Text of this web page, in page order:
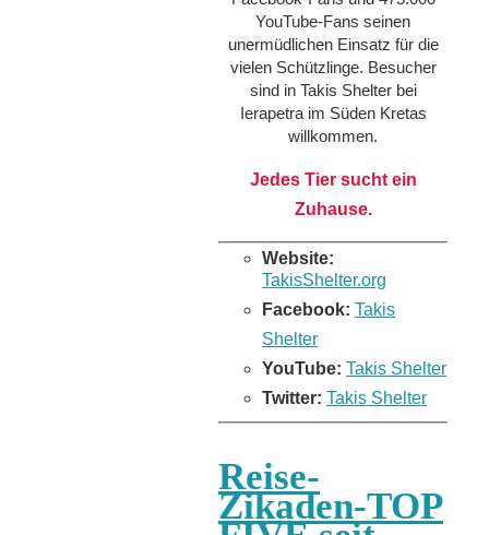
YouTube-Fans seinen
unermüdlichen Einsatz für die
vielen Schützlinge. Besucher
sind in Takis Shelter bei
Ierapetra im Süden Kretas
willkommen.
Jedes Tier sucht ein
Zuhause.
Website:
TakisShelter.org
Facebook: Takis
Shelter
YouTube: Takis Shelter
Twitter: Takis Shelter
Reise-
Zikaden-TOP